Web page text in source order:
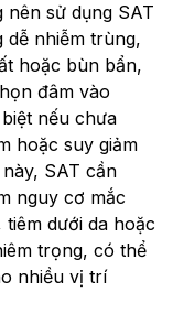
sử dụng SAT
dễ nhiễm trùng,
hoặc bùn bẩn,
đâm vào
nếu chưa
hoặc suy giảm
SAT cần
nguy cơ mắc
dưới da hoặc
trọng, có thể
nhiều vị trí